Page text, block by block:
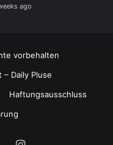
ago
vorbehalten
– Daily Pluse
Haftungsausschluss